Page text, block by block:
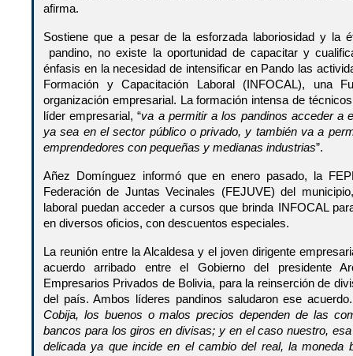
afirma.
Sostiene que a pesar de la esforzada laboriosidad y la
pandino, no existe la oportunidad de capacitar y
énfasis en la necesidad de intensificar en Pando las
Formación y Capacitación Laboral (INFOCAL), una
organización empresarial. La formación intensa de
líder empresarial, “va a permitir a los pandinos acceder a
ya sea en el sector público o privado, y también va a
emprendedores con pequeñas y medianas industrias”.
Añez Domínguez informó que en enero pasado, la
Federación de Juntas Vecinales (FEJUVE) del
laboral puedan acceder a cursos que brinda INFOCAL
en diversos oficios, con descuentos especiales.
La reunión entre la Alcaldesa y el joven dirigente
acuerdo arribado entre el Gobierno del presidente
Empresarios Privados de Bolivia, para la reinserción de
del país. Ambos líderes pandinos saludaron ese
Cobija, los buenos o malos precios dependen de las
bancos para los giros en divisas; y en el caso nuestro,
delicada ya que incide en el cambio del real, la moneda